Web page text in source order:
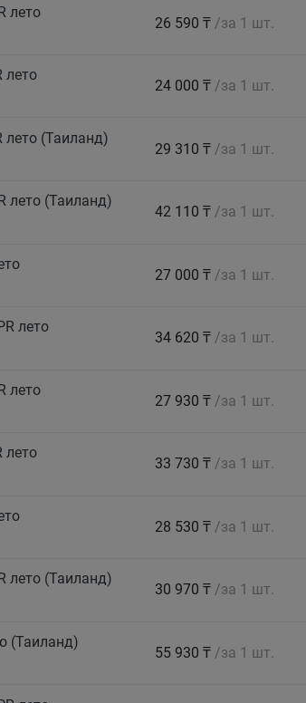
лето
26 590 ₸ /за 1 шт.
лето
24 000 ₸ /за 1 шт.
лето (Таиланд)
29 310 ₸ /за 1 шт.
лето (Таиланд)
42 110 ₸ /за 1 шт.
27 000 ₸ /за 1 шт.
лето
34 620 ₸ /за 1 шт.
лето
27 930 ₸ /за 1 шт.
лето
33 730 ₸ /за 1 шт.
28 530 ₸ /за 1 шт.
лето (Таиланд)
30 970 ₸ /за 1 шт.
(Таиланд)
55 930 ₸ /за 1 шт.